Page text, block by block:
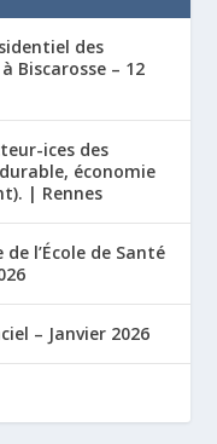
des
Biscarosse – 12
ices des
économie
| Rennes
l’École de Santé
– Janvier 2026